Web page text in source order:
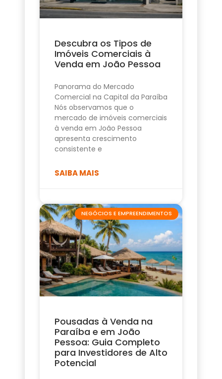
Descubra os Tipos de
Imóveis Comerciais à
Venda em João Pessoa
Panorama do Mercado
Comercial na Capital da Paraíba
Nós observamos que o
mercado de imóveis comerciais
à venda em João Pessoa
apresenta crescimento
consistente e
SAIBA MAIS
NEGÓCIOS E EMPREENDIMENTOS
Pousadas à Venda na
Paraíba e em João
Pessoa: Guia Completo
para Investidores de Alto
Potencial